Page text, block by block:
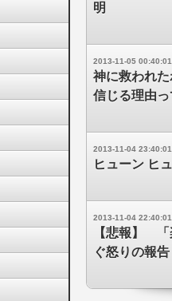
明
2013-11-05 00:40:01
神に救われ
信じる理由
2013-11-04 23:40:01
ヒューン ヒ
2013-11-04 22:40:01
【悲報】
ぐ怒りの報告